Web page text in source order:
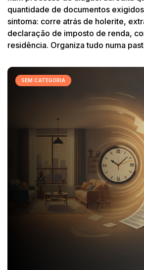
quantidade de documentos
sintoma: corre atrás de holerite,
declaração de imposto de renda,
residência. Organiza tudo numa
SEM CATEGORIA